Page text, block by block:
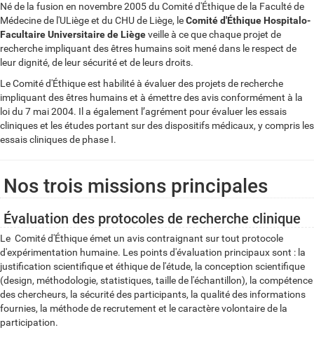
Né de la fusion en novembre 2005 du Comité d'Éthique de la Faculté de
Médecine de l'ULiège et du CHU de Liège, leComité d'Éthique Hospitalo-
Facultaire Universitaire de Liègeveille à ce que chaque projet de
recherche impliquant des êtres humains soit mené dans le respect de
leur dignité, de leur sécurité et de leurs droits.
Le Comité d'Éthique est habilité à évaluer des projets de recherche
impliquant des êtres humains et à émettre des avis conformément à la
loi du 7 mai 2004. Il a également l’agrément pour évaluer les essais
cliniques et les études portant sur des dispositifs médicaux, y compris les
essais cliniques de phase I.
Nos trois missions principales
Évaluation des protocoles de recherche clinique
Le Comité d'Éthique émet un avis contraignant sur tout protocole
d'expérimentation humaine. Les points d'évaluation principaux sont : la
justification scientifique et éthique de l'étude, la conception scientifique
(design, méthodologie, statistiques, taille de l'échantillon), la compétence
des chercheurs, la sécurité des participants, la qualité des informations
fournies, la méthode de recrutement et le caractère volontaire de la
participation.